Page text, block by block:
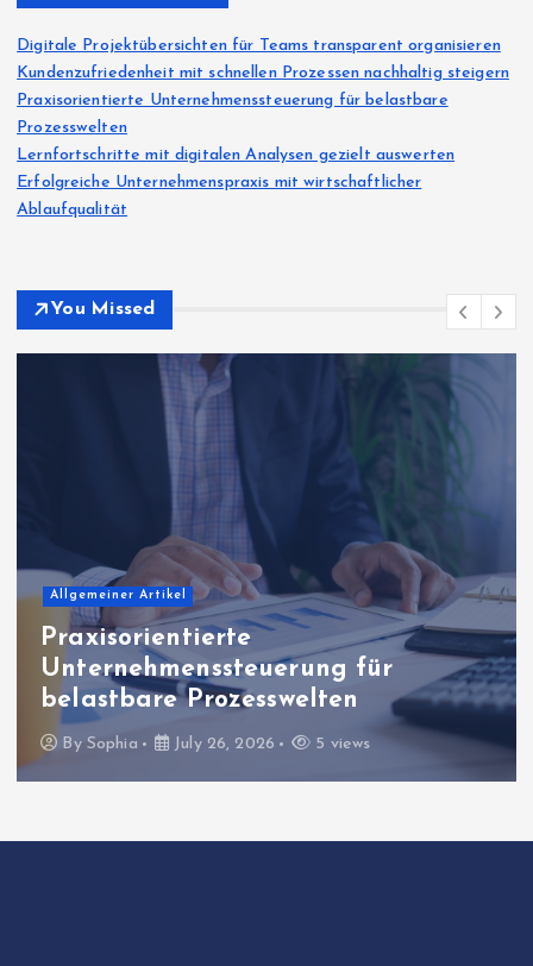
Digitale Projektübersichten für Teams transparent organisieren
Kundenzufriedenheit mit schnellen Prozessen nachhaltig steigern
Praxisorientierte Unternehmenssteuerung für belastbare
Prozesswelten
Lernfortschritte mit digitalen Analysen gezielt auswerten
Erfolgreiche Unternehmenspraxis mit wirtschaftlicher
Ablaufqualität
You Missed
Allgemeiner Artikel
Praxisorientierte
Unternehmenssteuerung für
belastbare Prozesswelten
By Sophia July 26, 2026 5 views